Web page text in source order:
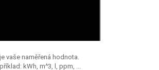
vaše naměřená hodnota.
kWh, m^3, l, ppm, ...